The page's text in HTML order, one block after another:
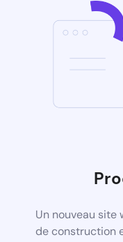
Un nouveau site
de construction